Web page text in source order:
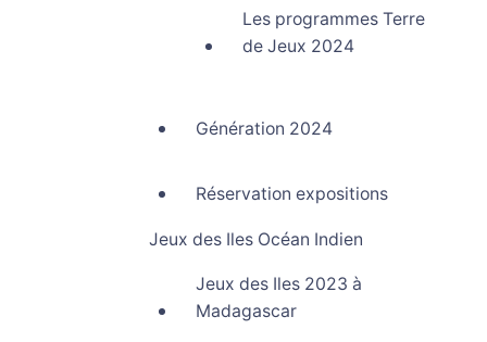
Les programmes Terre
de Jeux 2024
Génération 2024
Réservation expositions
Jeux des Iles Océan Indien
Jeux des Iles 2023 à
Madagascar